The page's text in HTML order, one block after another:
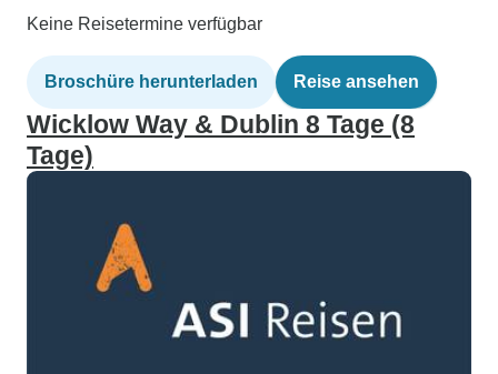
Keine Reisetermine verfügbar
Broschüre herunterladen Reise ansehen
Wicklow Way & Dublin 8 Tage (8
Tage)